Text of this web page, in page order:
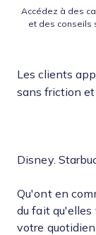
Accédez à des
et des conseils
Les clients
sans friction et
Disney.
Qu'ont en
du fait
votre